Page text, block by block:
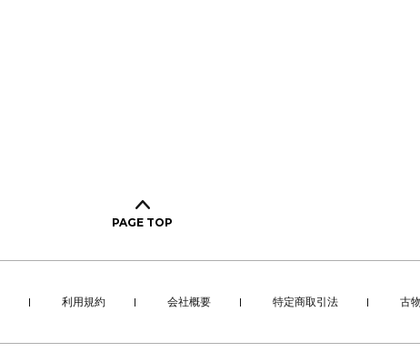
PAGE TOP
利用規約 会社概要 特定商取引法 古